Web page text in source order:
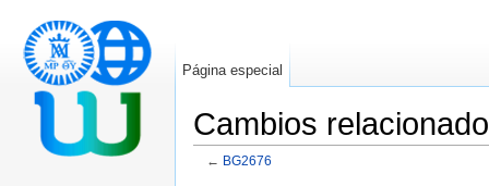
Cambios
← BG2676
Página especial